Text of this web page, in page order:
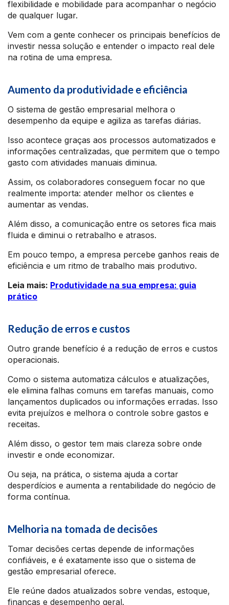
flexibilidade e mobilidade para acompanhar o negócio
de qualquer lugar.
Vem com a gente conhecer os principais benefícios de
investir nessa solução e entender o impacto real dele
na rotina de uma empresa.
Aumento da produtividade e eficiência
O sistema de gestão empresarial melhora o
desempenho da equipe e agiliza as tarefas diárias.
Isso acontece graças aos processos automatizados e
informações centralizadas, que permitem que o tempo
gasto com atividades manuais diminua.
Assim, os colaboradores conseguem focar no que
realmente importa: atender melhor os clientes e
aumentar as vendas.
Além disso, a comunicação entre os setores fica mais
fluida e diminui o retrabalho e atrasos.
Em pouco tempo, a empresa percebe ganhos reais de
eficiência e um ritmo de trabalho mais produtivo.
Leia mais: Produtividade na sua empresa: guia
prático
Redução de erros e custos
Outro grande benefício é a redução de erros e custos
operacionais.
Como o sistema automatiza cálculos e atualizações,
ele elimina falhas comuns em tarefas manuais, como
lançamentos duplicados ou informações erradas. Isso
evita prejuízos e melhora o controle sobre gastos e
receitas.
Além disso, o gestor tem mais clareza sobre onde
investir e onde economizar.
Ou seja, na prática, o sistema ajuda a cortar
desperdícios e aumenta a rentabilidade do negócio de
forma contínua.
Melhoria na tomada de decisões
Tomar decisões certas depende de informações
confiáveis, e é exatamente isso que o sistema de
gestão empresarial oferece.
Ele reúne dados atualizados sobre vendas, estoque,
finanças e desempenho geral.